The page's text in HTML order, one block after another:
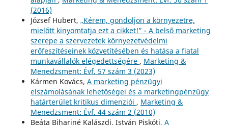
(2016)
József Hubert, „Kérem, gondoljon a környezetre,
mielőtt kinyomtatja ezt a cikket!” - A belső marketing
szerepe a szervezetek környezetvédelmi
erőfeszítéseinek közvetítésében és hatása a fiatal
munkavállalók elégedettségére , Marketing &
Menedzsment: Évf. 57 szám 3 (2023)
Kármen Kovács, A marketing pénzügyi
elszámolásának lehetőségei és a marketingpénzügy
határterület kritikus dimenziói , Marketing &
Menedzsment: Évf. 44 szám 2 (2010)
Beáta Bihariné Kalászdi, István Piskóti, A